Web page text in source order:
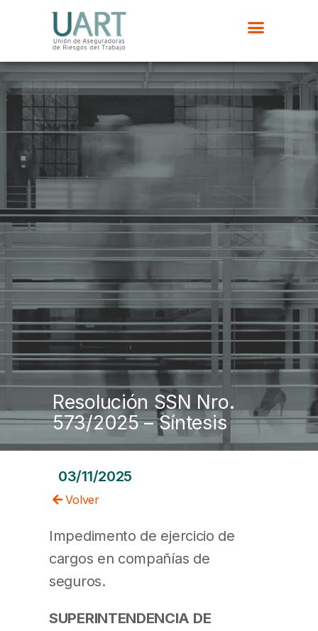
Resolución SSN Nro.
573/2025 – Síntesis
03/11/2025
Volver
Impedimento de ejercicio de
cargos en compañías de
seguros.
SUPERINTENDENCIA DE